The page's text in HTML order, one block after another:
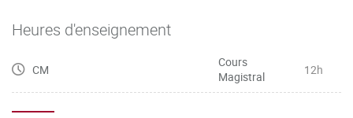
Heures d'enseignement
CM
Cours
Magistral
12h